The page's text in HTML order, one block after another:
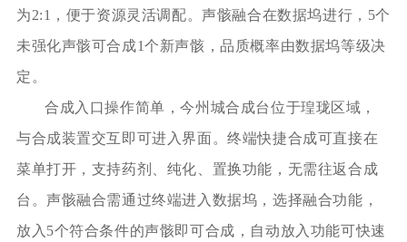
为2:1，便于资源灵活调配。声骸融合在数据坞进行，5个
未强化声骸可合成1个新声骸，品质概率由数据坞等级决
定。
合成入口操作简单，今州城合成台位于瑝珑区域，
与合成装置交互即可进入界面。终端快捷合成可直接在
菜单打开，支持药剂、纯化、置换功能，无需往返合成
台。声骸融合需通过终端进入数据坞，选择融合功能，
放入5个符合条件的声骸即可合成，自动放入功能可快速